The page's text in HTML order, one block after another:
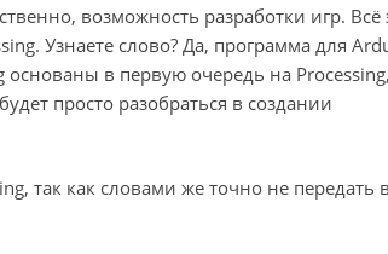
возможность разработки игр. Всё
Узнаете слово? Да, программа для
основаны в первую очередь на Processing,
просто разобраться в создании
так как словами же точно не передать